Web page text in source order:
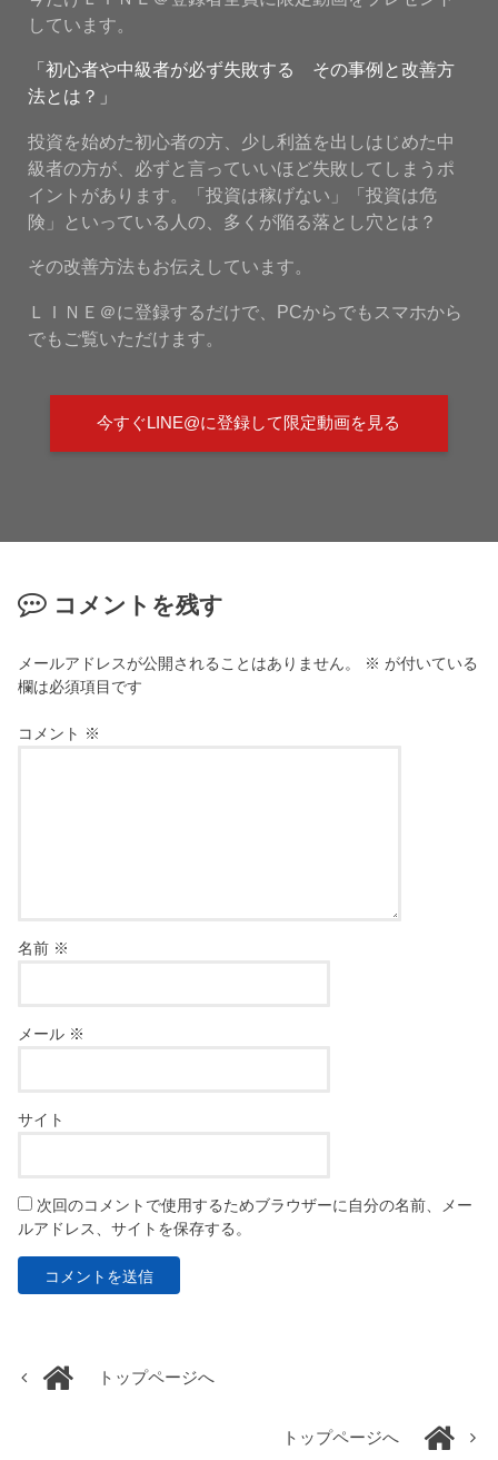
しています。
「初心者や中級者が必ず失敗する その事例と改善方
法とは？」
投資を始めた初心者の方、少し利益を出しはじめた中
級者の方が、必ずと言っていいほど失敗してしまうポ
イントがあります。「投資は稼げない」「投資は危
険」といっている人の、多くが陥る落とし穴とは？
その改善方法もお伝えしています。
ＬＩＮＥ＠に登録するだけで、PCからでもスマホから
でもご覧いただけます。
今すぐLINE@に登録して限定動画を見る
コメントを残す
メールアドレスが公開されることはありません。 ※ が付いている
欄は必須項目です
コメント ※
名前 ※
メール ※
サイト
次回のコメントで使用するためブラウザーに自分の名前、メー
ルアドレス、サイトを保存する。
トップページへ
トップページへ